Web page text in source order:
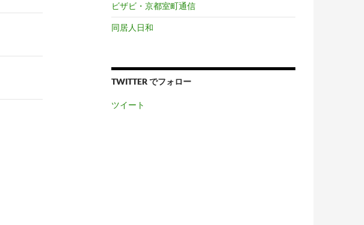
ビザビ・京都室町通信
同居人日和
TWITTER でフォロー
ツイート